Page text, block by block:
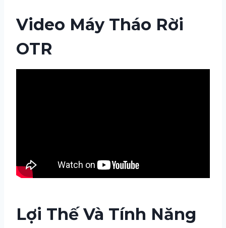
Video Máy Tháo Rời
OTR
Lợi Thế Và Tính Năng